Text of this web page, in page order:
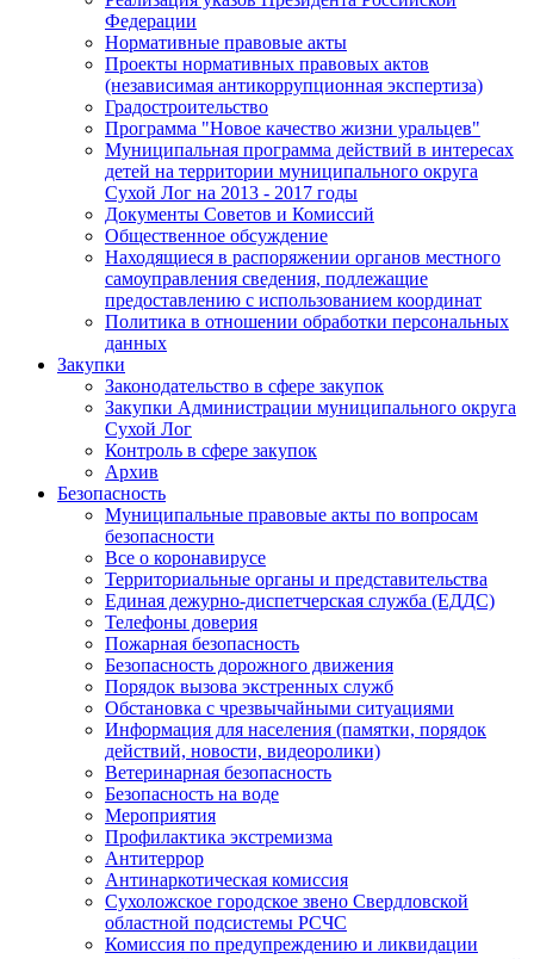
Федерации
Нормативные правовые акты
Проекты нормативных правовых актов
(независимая антикоррупционная экспертиза)
Градостроительство
Программа "Новое качество жизни уральцев"
Муниципальная программа действий в интересах
детей на территории муниципального округа
Сухой Лог на 2013 - 2017 годы
Документы Советов и Комиссий
Общественное обсуждение
Находящиеся в распоряжении органов местного
самоуправления сведения, подлежащие
предоставлению с использованием координат
Политика в отношении обработки персональных
данных
Закупки
Законодательство в сфере закупок
Закупки Администрации муниципального округа
Сухой Лог
Контроль в сфере закупок
Архив
Безопасность
Муниципальные правовые акты по вопросам
безопасности
Все о коронавирусе
Территориальные органы и представительства
Единая дежурно-диспетчерская служба (ЕДДС)
Телефоны доверия
Пожарная безопасность
Безопасность дорожного движения
Порядок вызова экстренных служб
Обстановка с чрезвычайными ситуациями
Информация для населения (памятки, порядок
действий, новости, видеоролики)
Ветеринарная безопасность
Безопасность на воде
Мероприятия
Профилактика экстремизма
Антитеррор
Антинаркотическая комиссия
Сухоложское городское звено Свердловской
областной подсистемы РСЧС
Комиссия по предупреждению и ликвидации